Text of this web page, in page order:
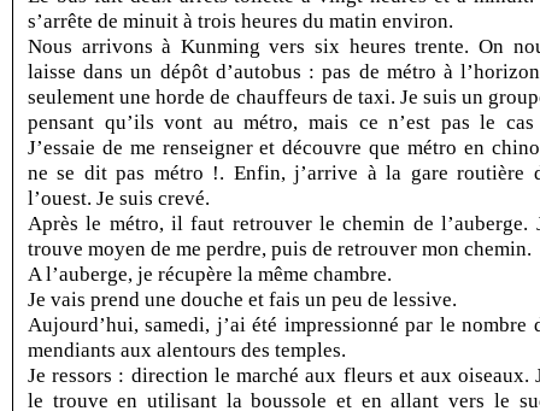
s’arrête de minuit à trois heures du matin environ.
Nous arrivons à Kunming vers six heures trente. On
laisse dans un dépôt d’autobus : pas de métro à
seulement une horde de chauffeurs de taxi. Je suis un
pensant qu’ils vont au métro, mais ce n’est pas le
J’essaie de me renseigner et découvre que métro en
ne se dit pas métro !. Enfin, j’arrive à la gare routière
l’ouest. Je suis crevé.
Après le métro, il faut retrouver le chemin de l’auberge.
trouve moyen de me perdre, puis de retrouver mon chemin.
A l’auberge, je récupère la même chambre.
Je vais prend une douche et fais un peu de lessive.
Aujourd’hui, samedi, j’ai été impressionné par le nombre
mendiants aux alentours des temples.
Je ressors : direction le marché aux fleurs et aux oiseaux.
le trouve en utilisant la boussole et en allant vers le